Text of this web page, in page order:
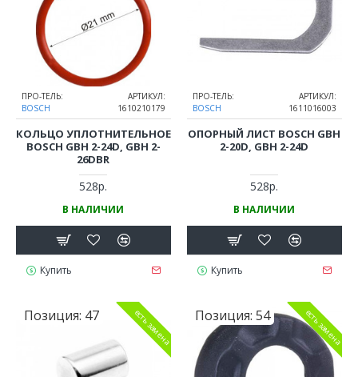
ПРО-ТЕЛЬ:
BOSCH
АРТИКУЛ:
1610210179
КОЛЬЦО УПЛОТНИТЕЛЬНОЕ
BOSCH GBH 2-24D, GBH 2-
26DBR
528р.
В НАЛИЧИИ
Купить
ПРО-ТЕЛЬ:
BOSCH
АРТИКУЛ:
1611016003
ОПОРНЫЙ ЛИСТ BOSCH GBH
2-20D, GBH 2-24D
528р.
В НАЛИЧИИ
Купить
Позиция: 47 есть замена Позиция: 54 есть замена